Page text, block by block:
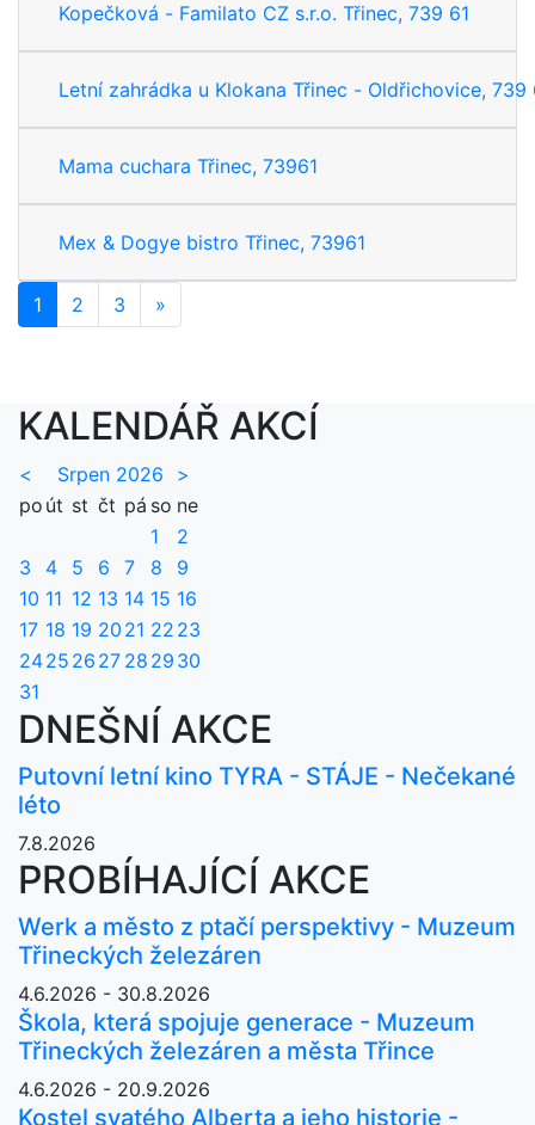
Kopečková - Familato CZ s.r.o. Třinec, 739 61
Letní zahrádka u Klokana Třinec - Oldřichovice, 739
Mama cuchara Třinec, 73961
Mex & Dogye bistro Třinec, 73961
1 2 3 »
KALENDÁŘ AKCÍ
< Srpen 2026
>
po út st čt pá so ne
1
2
3
4 5 6 7 8
9
10 11 12 13 14 15 16
17 18 19 20 21 22 23
2425 26 27 28 29 30
31
DNEŠNÍ AKCE
Putovní letní kino TYRA - STÁJE - Nečekané
léto
7.8.2026
PROBÍHAJÍCÍ AKCE
Werk a město z ptačí perspektivy - Muzeum
Třineckých železáren
4.6.2026 - 30.8.2026
Škola, která spojuje generace - Muzeum
Třineckých železáren a města Třince
4.6.2026 - 20.9.2026
Kostel svatého Alberta a jeho historie -